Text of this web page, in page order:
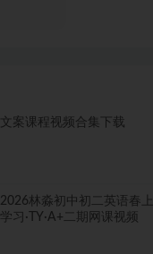
文案课程视频合集下载
2026林淼初中初二英语春
学习·TY·A+二期网课视频